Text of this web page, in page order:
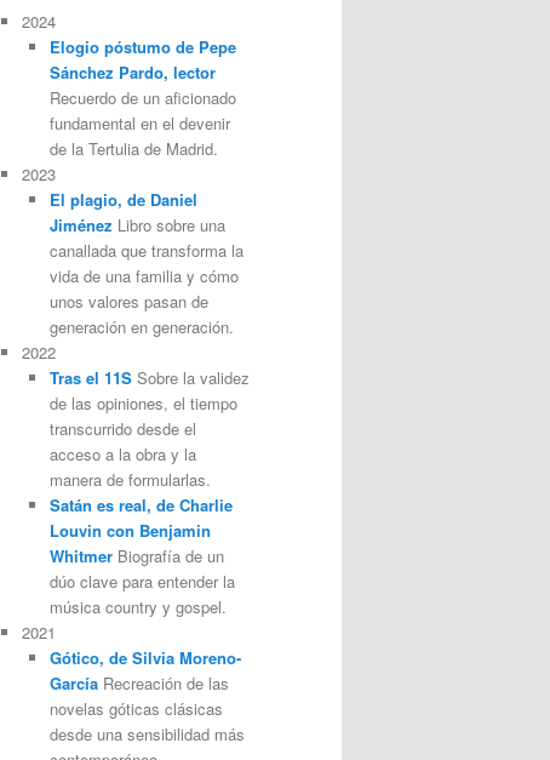
2024
Elogio póstumo de Pepe
Sánchez Pardo, lector
Recuerdo de un aficionado
fundamental en el devenir
de la Tertulia de Madrid.
2023
El plagio, de Daniel
Jiménez Libro sobre una
canallada que transforma la
vida de una familia y cómo
unos valores pasan de
generación en generación.
2022
Tras el 11SSobre la validez
de las opiniones, el tiempo
transcurrido desde el
acceso a la obra y la
manera de formularlas.
Satán es real, de Charlie
Louvin con Benjamin
WhitmerBiografía de un
dúo clave para entender la
música country y gospel.
2021
Gótico, de Silvia Moreno-
GarcíaRecreación de las
novelas góticas clásicas
desde una sensibilidad más